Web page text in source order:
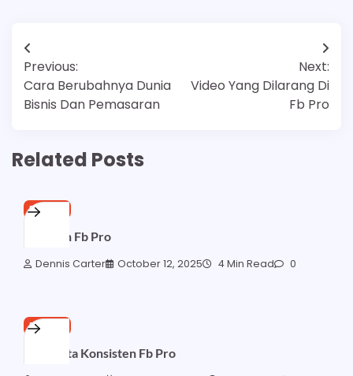
Post
navigation
Previous:
Cara Berubahnya Dunia
Bisnis Dan Pemasaran
Next:
Video Yang Dilarang Di
Fb Pro
Related Posts
FB PRO
Mention Fb Pro
Dennis Carter October 12, 2025 4 Min Read 0
FB PRO
Kata Kata Konsisten Fb Pro